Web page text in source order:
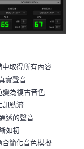
中取得所有內容
實聲音
變為復古音色
訊號流
透的聲音
如初
合簡化音色模擬